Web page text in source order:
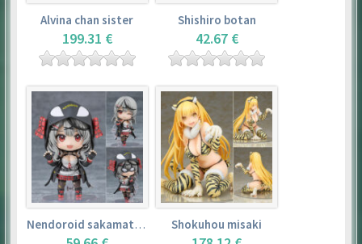
Alvina chan sister
199.31 €
Shishiro botan
42.67 €
Nendoroid sakamata chloe Shokuhou misaki